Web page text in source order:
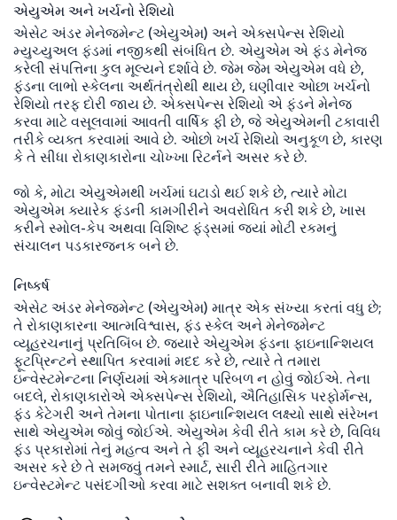
એયુએમ અને ખર્ચનો રેશિયો
એસેટ અંડર મેનેજમેન્ટ (એયુએમ) અને એક્સપેન્સ રેશિયો
મ્યુચ્યુઅલ ફંડમાં નજીકથી સંબંધિત છે. એયુએમ એ ફંડ મેનેજ
કરેલી સંપત્તિના કુલ મૂલ્યને દર્શાવે છે. જેમ જેમ એયુએમ વધે છે,
ફંડના લાભો સ્કેલના અર્થતંત્રોથી થાય છે, ઘણીવાર ઓછા ખર્ચનો
રેશિયો તરફ દોરી જાય છે. એક્સપેન્સ રેશિયો એ ફંડને મેનેજ
કરવા માટે વસૂલવામાં આવતી વાર્ષિક ફી છે, જે એયુએમની ટકાવારી
તરીકે વ્યક્ત કરવામાં આવે છે. ઓછો ખર્ચ રેશિયો અનુકૂળ છે, કારણ
કે તે સીધા રોકાણકારોના ચોખ્ખા રિટર્નને અસર કરે છે.
જો કે, મોટા એયુએમથી ખર્ચમાં ઘટાડો થઈ શકે છે, ત્યારે મોટા
એયુએમ ક્યારેક ફંડની કામગીરીને અવરોધિત કરી શકે છે, ખાસ
કરીને સ્મોલ-કેપ અથવા વિશિષ્ટ ફંડ્સમાં જ્યાં મોટી રકમનું
સંચાલન પડકારજનક બને છે.
નિષ્કર્ષ
એસેટ અંડર મેનેજમેન્ટ (એયુએમ) માત્ર એક સંખ્યા કરતાં વધુ છે;
તે રોકાણકારના આત્મવિશ્વાસ, ફંડ સ્કેલ અને મેનેજમેન્ટ
વ્યૂહરચનાનું પ્રતિબિંબ છે. જ્યારે એયુએમ ફંડના ફાઇનાન્શિયલ
ફૂટપ્રિન્ટને સ્થાપિત કરવામાં મદદ કરે છે, ત્યારે તે તમારા
ઇન્વેસ્ટમેન્ટના નિર્ણયમાં એકમાત્ર પરિબળ ન હોવું જોઈએ. તેના
બદલે, રોકાણકારોએ એક્સપેન્સ રેશિયો, ઐતિહાસિક પરફોર્મન્સ,
ફંડ કેટેગરી અને તેમના પોતાના ફાઇનાન્શિયલ લક્ષ્યો સાથે સંરેખન
સાથે એયુએમ જોવું જોઈએ. એયુએમ કેવી રીતે કામ કરે છે, વિવિધ
ફંડ પ્રકારોમાં તેનું મહત્વ અને તે ફી અને વ્યૂહરચનાને કેવી રીતે
અસર કરે છે તે સમજવું તમને સ્માર્ટ, સારી રીતે માહિતગાર
ઇન્વેસ્ટમેન્ટ પસંદગીઓ કરવા માટે સશક્ત બનાવી શકે છે.